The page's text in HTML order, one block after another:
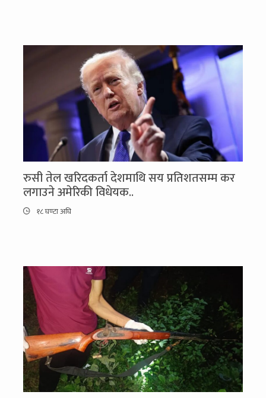
रुसी तेल खरिदकर्ता देशमाथि सय प्रतिशतसम्म कर
लगाउने अमेरिकी विधेयक..
१८ घण्टा अघि